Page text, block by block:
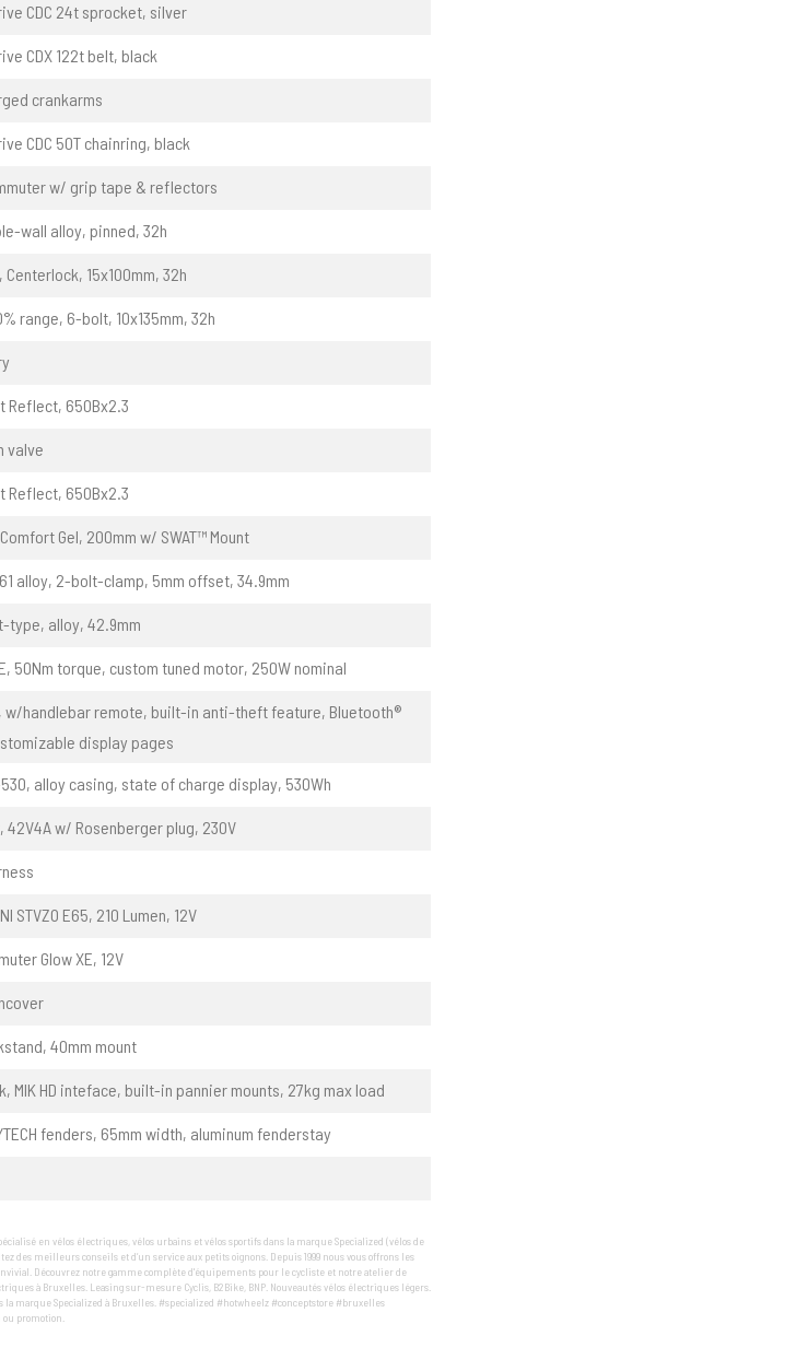
CDC 24t sprocket, silver
CDX 122t belt, black
crankarms
CDC 50T chainring, black
w/ grip tape & reflectors
wall alloy, pinned, 32h
Centerlock, 15x100mm, 32h
range, 6-bolt, 10x135mm, 32h
Reflect, 650Bx2.3
valve
Reflect, 650Bx2.3
Gel, 200mm w/ SWAT™ Mount
alloy, 2-bolt-clamp, 5mm offset, 34.9mm
type, alloy, 42.9mm
50Nm torque, custom tuned motor, 250W nominal
w/handlebar remote, built-in anti-theft feature, Bluetooth®
display pages
alloy casing, state of charge display, 530Wh
42V4A w/ Rosenberger plug, 230V
STVZO E65, 210 Lumen, 12V
Glow XE, 12V
40mm mount
MIK HD inteface, built-in pannier mounts, 27kg max load
fenders, 65mm width, aluminum fenderstay
en vélos électriques, vélos urbains et vélos sportifs dans la marque Specialized (vélos de
des meilleurs conseils et d’un service aux petits oignons. Depuis 1999 nous vous offrons les
Découvrez notre gamme complète d'équipements pour le cycliste et notre atelier de
à Bruxelles. Leasing sur-mesure Cyclis, B2Bike, BNP. Nouveautés vélos électriques légers.
la marque Specialized à Bruxelles. #specialized #hotwheelz #conceptstore #bruxelles
ou promotion.